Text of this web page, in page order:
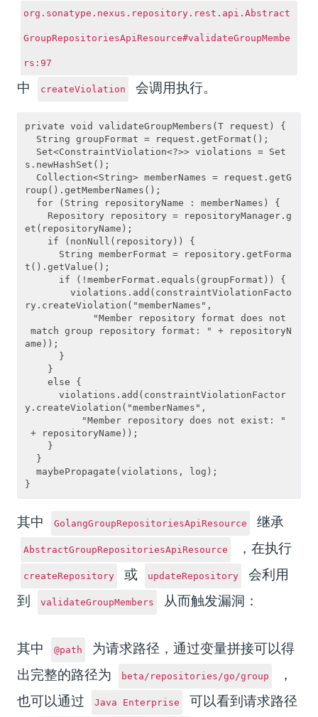
org.sonatype.nexus.repository.rest.api.Abstract
GroupRepositoriesApiResource#validateGroupMembe
rs:97
中 createViolation 会调用执行。
private void validateGroupMembers(T request) {
  String groupFormat = request.getFormat();
  Set<ConstraintViolation<?>> violations = Set
s.newHashSet();
  Collection<String> memberNames = request.getG
roup().getMemberNames();
  for (String repositoryName : memberNames) {
    Repository repository = repositoryManager.g
et(repositoryName);
    if (nonNull(repository)) {
      String memberFormat = repository.getForma
t().getValue();
      if (!memberFormat.equals(groupFormat)) {
        violations.add(constraintViolationFacto
ry.createViolation("memberNames",
            "Member repository format does not
match group repository format: " + repositoryN
ame));
      }
    }
    else {
      violations.add(constraintViolationFactor
y.createViolation("memberNames",
          "Member repository does not exist: "
+ repositoryName));
    }
  }
  maybePropagate(violations, log);
其中 GolangGroupRepositoriesApiResource 继承
AbstractGroupRepositoriesApiResource ，在执行
createRepository 或 updateRepository
会利用
到
validateGroupMembers 从而触发漏洞：
其中 @path
为请求路径，通过变量拼接可以得
出完整的路径为
beta/repositories/go/group
，
也可以通过
Java Enterprise
可以看到请求路径